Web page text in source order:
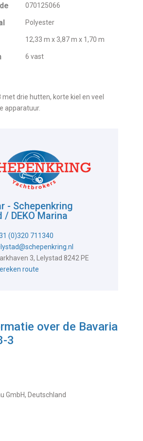
070125066
Polyester
12,33 m x 3,87 m x 1,70 m
6 vast
met drie hutten, korte kiel en veel
apparatuur.
- Schepenkring
/ DEKO Marina
(0)320 711340
3, Lelystad 8242 PE
route
over de Bavaria
3
GmbH, Deutschland